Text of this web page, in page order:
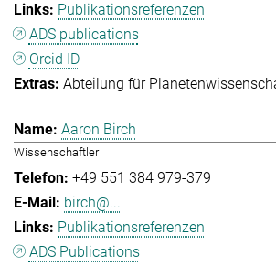
Publikationsreferenzen
ADS publications
Orcid ID
Abteilung für
Aaron Birch
Wissenschaftler
+49 551 384 979-379
birch@...
Publikationsreferenzen
ADS Publications